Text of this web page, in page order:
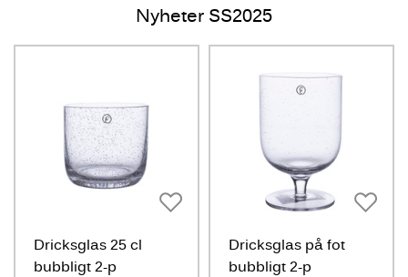
Nyheter SS2025
Dricksglas 25 cl
bubbligt 2-p
Dricksglas på fot
bubbligt 2-p